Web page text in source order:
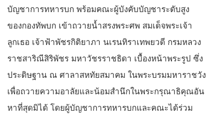
บัญชาการทหารบก พร้อมคณะผู้บังคับบัญชาระดับสูง
ของกองทัพบก เข้าถวายน้ำสรงพระศพ สมเด็จพระเจ้า
ลูกเธอ เจ้าฟ้าพัชรกิติยาภา นเรนทิราเทพยวดี กรมหลวง
ราชสาริณีสิริพัชร มหาวัชรราชธิดา เบื้องหน้าพระรูป ซึ่ง
ประดิษฐาน ณ ศาลาสหทัยสมาคม ในพระบรมมหาราชวัง
เพื่อถวายความอาลัยและน้อมสำนึกในพระกรุณาธิคุณอัน
หาที่สุดมิได้ โดยผู้บัญชาการทหารบกและคณะได้ร่วม